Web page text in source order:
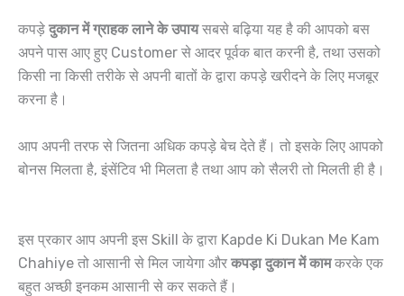
कपड़े दुकान में ग्राहक लाने के उपायसबसे बढ़िया यह है की आपको बस
अपने पास आए हुए Customer से आदर पूर्वक बात करनी है, तथा उसको
किसी ना किसी तरीके से अपनी बातों के द्वारा कपड़े खरीदने के लिए मजबूर
करना है।
आप अपनी तरफ से जितना अधिक कपड़े बेच देते हैं। तो इसके लिए आपको
बोनस मिलता है, इंसेंटिव भी मिलता है तथा आप को सैलरी तो मिलती ही है।
इस प्रकार आप अपनी इस Skill के द्वारा Kapde Ki Dukan Me Kam
Chahiye तो आसानी से मिल जायेगा और कपड़ा दुकान में कामकरके एक
बहुत अच्छी इनकम आसानी से कर सकते हैं।